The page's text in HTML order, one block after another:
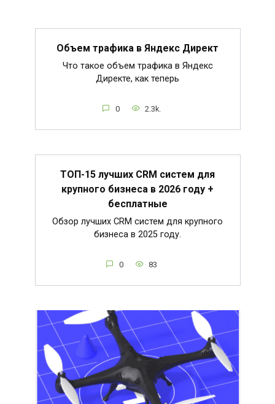
Объем трафика в Яндекс Директ
Что такое объем трафика в Яндекс
Директе, как теперь
0 2.3k.
ТОП-15 лучших CRM систем для
крупного бизнеса в 2026 году +
бесплатные
Обзор лучших CRM систем для крупного
бизнеса в 2025 году.
0 83